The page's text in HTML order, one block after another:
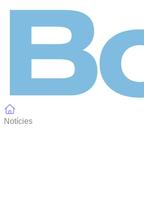
Notícies